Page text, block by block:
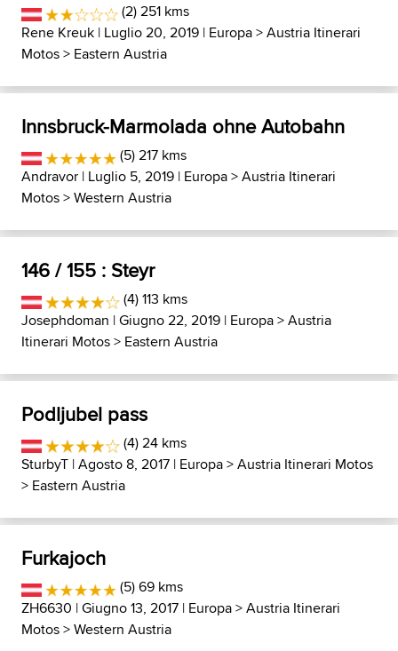
(2) 251 kms
Rene Kreuk | Luglio 20, 2019 | Europa>Austria Itinerari
Motos> Eastern Austria
Innsbruck-Marmolada ohne Autobahn
(5) 217 kms
Andravor | Luglio 5, 2019 | Europa>Austria Itinerari
Motos>Western Austria
146 / 155 : Steyr
(4) 113 kms
Josephdoman | Giugno 22, 2019 | Europa>Austria
Itinerari Motos> Eastern Austria
Podljubel pass
(4) 24 kms
SturbyT | Agosto 8, 2017 | Europa>Austria Itinerari Motos
> Eastern Austria
Furkajoch
(5) 69 kms
ZH6630 | Giugno 13, 2017 | Europa>Austria Itinerari
Motos>Western Austria